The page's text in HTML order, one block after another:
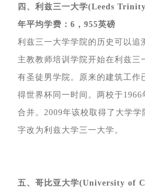
四、利兹三一大学(Leeds
年平均学费：6，955英磅
利兹三一大学学院的历史可以追
主教教师培训学院开始在利兹三
有圣徒男学院。原来的建筑工作
得世界杯同一时间。两校于
合并。2009年该校取得了大学学
字改为利兹大学三一大学。
五、哥比亚大学(University of